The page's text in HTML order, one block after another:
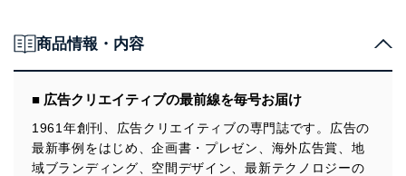
商品情報・内容
■ 広告クリエイティブの最前線を毎号お届け
1961年創刊、広告クリエイティブの専門誌です。広告の
最新事例をはじめ、企画書・プレゼン、海外広告賞、地
域ブランディング、空間デザイン、最新テクノロジーの